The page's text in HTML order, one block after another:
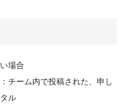
場合
チーム内で投稿された、申し
ル